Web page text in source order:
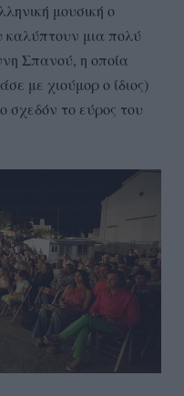
μουσική ο
καλύπτουν μια πολύ
Σπανού, η οποία
με χιούμορ ο ίδιος)
σχεδόν το εύρος του